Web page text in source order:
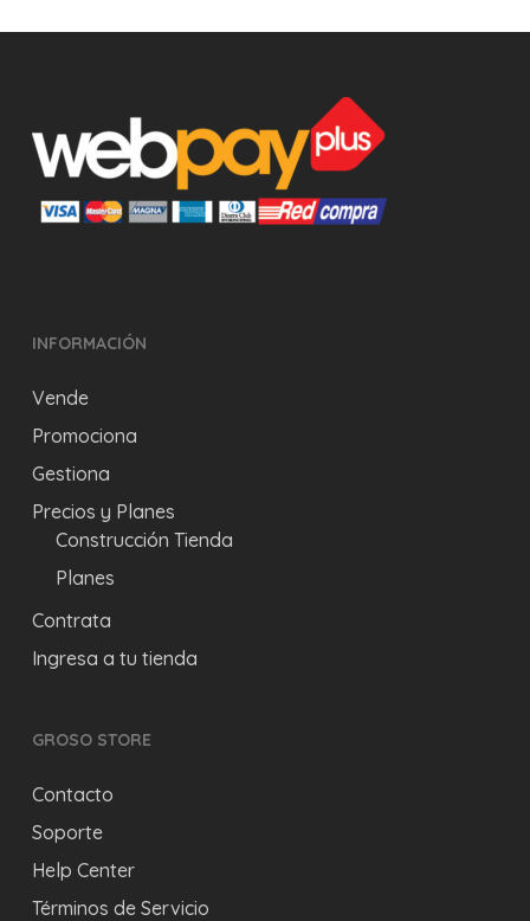
INFORMACIÓN
Vende
Promociona
Gestiona
Precios y Planes
Construcción Tienda
Planes
Contrata
Ingresa a tu tienda
GROSO STORE
Contacto
Soporte
Help Center
Términos de Servicio